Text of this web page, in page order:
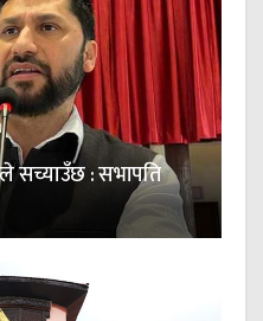
सच्याउँछ : सभापति